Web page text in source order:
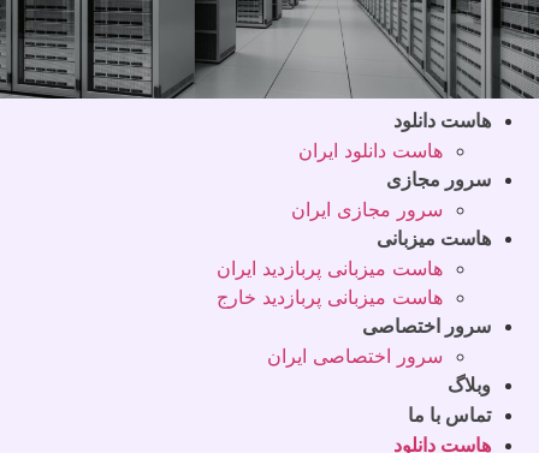
هاست دانلود
هاست دانلود ایران
سرور مجازی
سرور مجازی ایران
هاست میزبانی
هاست میزبانی پربازدید ایران
هاست میزبانی پربازدید خارج
سرور اختصاصی
سرور اختصاصی ایران
وبلاگ
تماس با ما
هاست دانلود